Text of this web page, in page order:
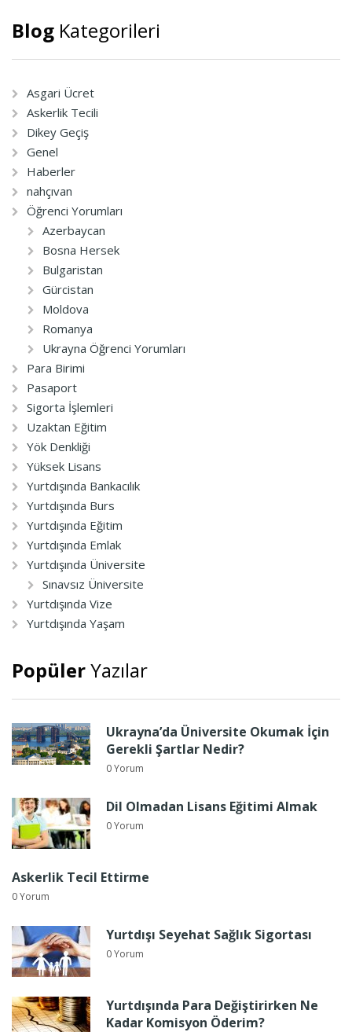
Blog Kategorileri
Asgari Ücret
Askerlik Tecili
Dikey Geçiş
Genel
Haberler
nahçıvan
Öğrenci Yorumları
Azerbaycan
Bosna Hersek
Bulgaristan
Gürcistan
Moldova
Romanya
Ukrayna Öğrenci Yorumları
Para Birimi
Pasaport
Sigorta İşlemleri
Uzaktan Eğitim
Yök Denkliği
Yüksek Lisans
Yurtdışında Bankacılık
Yurtdışında Burs
Yurtdışında Eğitim
Yurtdışında Emlak
Yurtdışında Üniversite
Sınavsız Üniversite
Yurtdışında Vize
Yurtdışında Yaşam
PopülerYazılar
Ukrayna’da Üniversite Okumak İçin
Gerekli Şartlar Nedir?
0 Yorum
Dil Olmadan Lisans Eğitimi Almak
0 Yorum
Askerlik Tecil Ettirme
0 Yorum
Yurtdışı Seyehat Sağlık Sigortası
0 Yorum
Yurtdışında Para Değiştirirken Ne
Kadar Komisyon Öderim?